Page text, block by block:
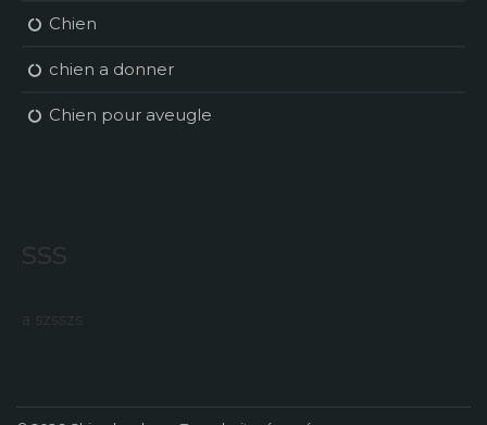
Chien
chien a donner
Chien pour aveugle
sss
a szsszs